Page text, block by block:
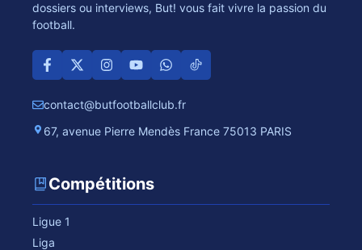
dossiers ou interviews, But! vous fait vivre la passion du
football.
contact@butfootballclub.fr
67, avenue Pierre Mendès France 75013 PARIS
Compétitions
Ligue 1
Liga